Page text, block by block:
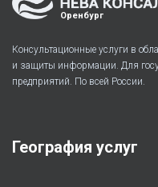
Оренбург
Консультационные услуги в
и защиты информации. Для
предприятий. По всей России.
География услуг